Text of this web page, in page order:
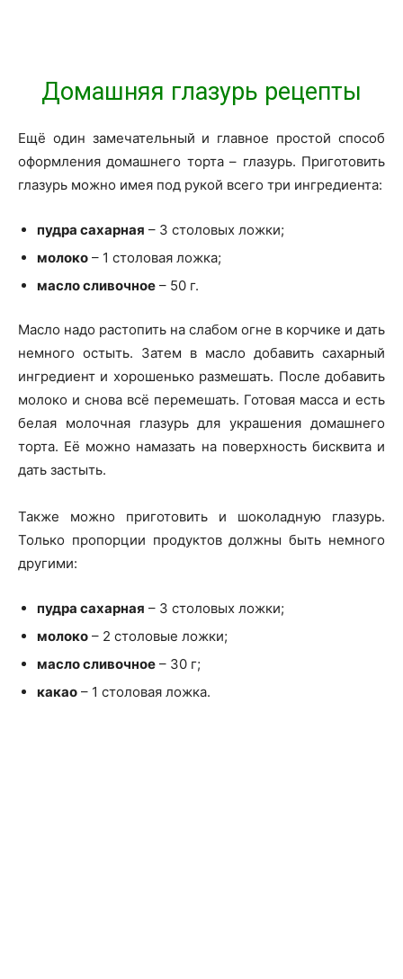
Домашняя глазурь рецепты
Ещё один замечательный и главное простой способ
оформления домашнего торта – глазурь. Приготовить
глазурь можно имея под рукой всего три ингредиента:
пудра сахарная – 3 столовых ложки;
молоко – 1 столовая ложка;
масло сливочное – 50 г.
Масло надо растопить на слабом огне в корчике и дать
немного остыть. Затем в масло добавить сахарный
ингредиент и хорошенько размешать. После добавить
молоко и снова всё перемешать. Готовая масса и есть
белая молочная глазурь для украшения домашнего
торта. Её можно намазать на поверхность бисквита и
дать застыть.
Также можно приготовить и шоколадную глазурь.
Только пропорции продуктов должны быть немного
другими:
пудра сахарная – 3 столовых ложки;
молоко – 2 столовые ложки;
масло сливочное – 30 г;
какао – 1 столовая ложка.